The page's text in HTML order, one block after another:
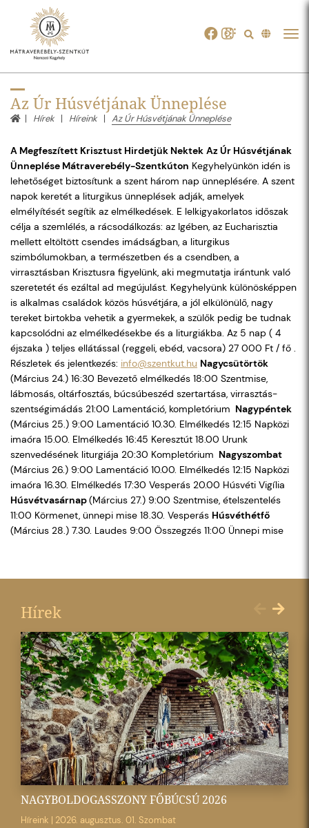
Az Úr Húsvétjának Ünneplése
Hírek Híreink Az Úr Húsvétjának Ünneplése
A Megfeszített Krisztust Hirdetjük Nektek Az Úr Húsvétjának
Ünneplése Mátraverebély-Szentkúton Kegyhelyünkön idén is
lehetőséget biztosítunk a szent három nap ünneplésére. A szent
napok keretét a liturgikus ünneplések adják, amelyek
elmélyítését segítik az elmélkedések. E lelkigyakorlatos időszak
célja a szemlélés, a rácsodálkozás: az Igében, az Eucharisztia
mellett eltöltött csendes imádságban, a liturgikus
szimbólumokban, a természetben és a csendben, a
virrasztásban Krisztusra figyelünk, aki megmutatja irántunk való
szeretetét és ezáltal ad megújulást. Kegyhelyünk különösképpen
is alkalmas családok közös húsvétjára, a jól elkülönülő, nagy
tereket birtokba vehetik a gyermekek, a szülők pedig be tudnak
kapcsolódni az elmélkedésekbe és a liturgiákba. Az 5 nap ( 4
éjszaka ) teljes ellátással (reggeli, ebéd, vacsora) 27 000 Ft / fő .
Részletek és jelentkezés: info@szentkut.hu Nagycsütörtök
(Március 24.) 16:30 Bevezető elmélkedés 18:00 Szentmise,
lábmosás, oltárfosztás, búcsúbeszéd szertartása, virrasztás-
szentségimádás 21:00 Lamentáció, kompletórium Nagypéntek
(Március 25.) 9:00 Lamentáció 10.30. Elmélkedés 12:15 Napközi
imaóra 15.00. Elmélkedés 16:45 Keresztút 18.00 Urunk
szenvedésének liturgiája 20:30 Kompletórium Nagyszombat
(Március 26.) 9:00 Lamentáció 10.00. Elmélkedés 12:15 Napközi
imaóra 16.30. Elmélkedés 17:30 Vesperás 20.00 Húsvéti Vigília
Húsvétvasárnap(Március 27.) 9:00 Szentmise, ételszentelés
11:00 Körmenet, ünnepi mise 18.30. Vesperás Húsvéthétfő
(Március 28.) 7.30. Laudes 9:00 Összegzés 11:00 Ünnepi mise
Hírek
NAGYBOLDOGASSZONY FŐBÚCSÚ 2026
Híreink | 2026. augusztus. 01. Szombat